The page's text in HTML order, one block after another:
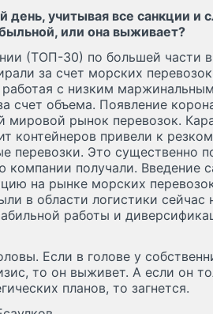
день, учитывая все санкции и
или она выживает?
(ТОП-30) по большей части
за счет морских
с низким
счет объема. Появление
мировой рынок перевозок.
контейнеров привели к
перевозки. Это существенно
компании получали. Введение
на рынке морских
в области логистики
работы и
Если в голове у
то он выживет. А если он
планов, то загнется.